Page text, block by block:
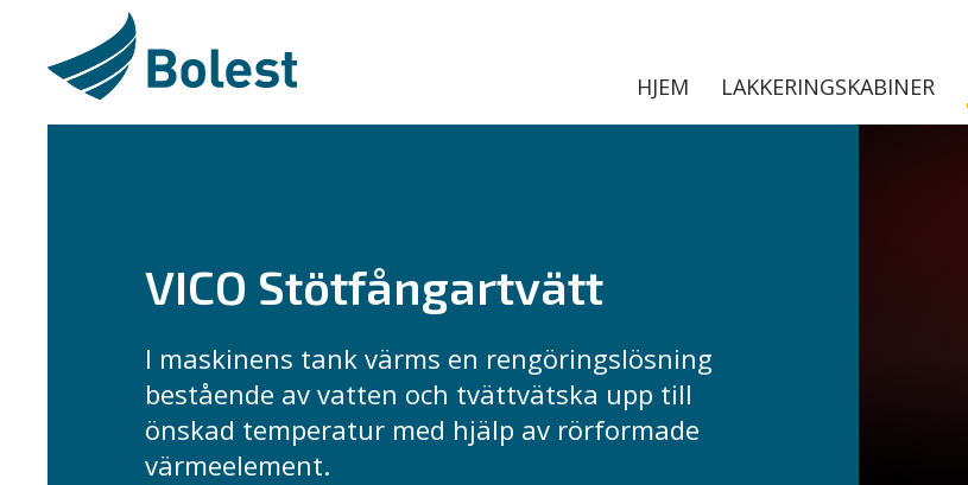
HJEM LAKKERINGSKABINER
VICO Stötfångartvätt
I maskinens tank värms en rengöringslösning
bestående av vatten och tvättvätska upp till
önskad temperatur med hjälp av rörformade
värmeelement.